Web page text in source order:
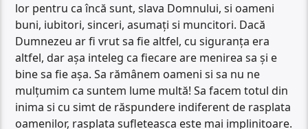
lor pentru ca încă sunt, slava Domnului, si oameni
buni, iubitori, sinceri, asumați si muncitori. Dacă
Dumnezeu ar fi vrut sa fie altfel, cu siguranța era
altfel, dar așa inteleg ca fiecare are menirea sa și e
bine sa fie așa. Sa rămânem oameni si sa nu ne
mulțumim ca suntem lume multă! Sa facem totul din
inima si cu simt de răspundere indiferent de rasplata
oamenilor, rasplata sufleteasca este mai implinitoare.